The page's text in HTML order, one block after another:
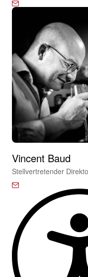
Vincent Baud
Stellvertretender